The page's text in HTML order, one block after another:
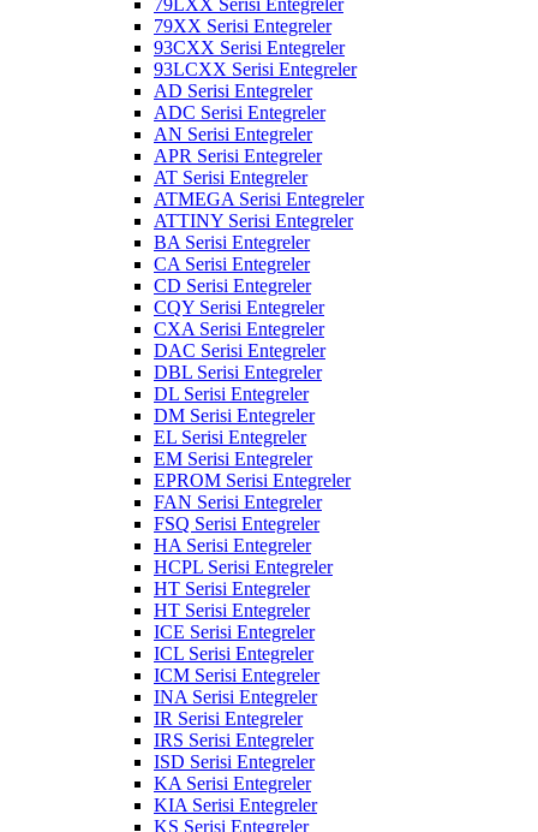
79LXX Serisi Entegreler
79XX Serisi Entegreler
93CXX Serisi Entegreler
93LCXX Serisi Entegreler
AD Serisi Entegreler
ADC Serisi Entegreler
AN Serisi Entegreler
APR Serisi Entegreler
AT Serisi Entegreler
ATMEGA Serisi Entegreler
ATTINY Serisi Entegreler
BA Serisi Entegreler
CA Serisi Entegreler
CD Serisi Entegreler
CQY Serisi Entegreler
CXA Serisi Entegreler
DAC Serisi Entegreler
DBL Serisi Entegreler
DL Serisi Entegreler
DM Serisi Entegreler
EL Serisi Entegreler
EM Serisi Entegreler
EPROM Serisi Entegreler
FAN Serisi Entegreler
FSQ Serisi Entegreler
HA Serisi Entegreler
HCPL Serisi Entegreler
HT Serisi Entegreler
HT Serisi Entegreler
ICE Serisi Entegreler
ICL Serisi Entegreler
ICM Serisi Entegreler
INA Serisi Entegreler
IR Serisi Entegreler
IRS Serisi Entegreler
ISD Serisi Entegreler
KA Serisi Entegreler
KIA Serisi Entegreler
KS Serisi Entegreler